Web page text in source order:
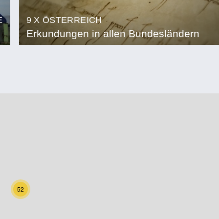
9 X ÖSTERREICH
Erkundungen in allen Bundesländern
52